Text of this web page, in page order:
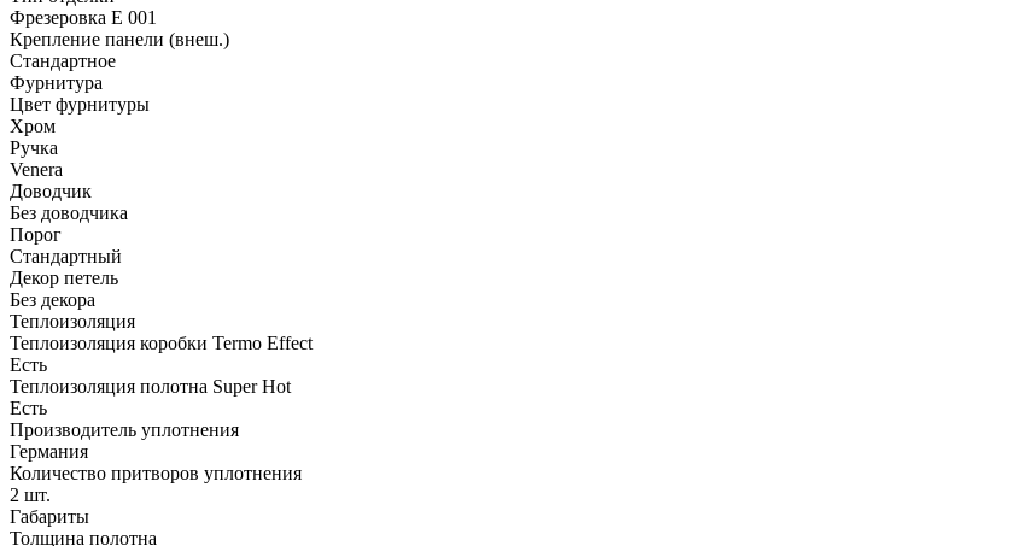
Фрезеровка E 001
Крепление панели (внеш.)
Стандартное
Фурнитура
Цвет фурнитуры
Хром
Ручка
Venera
Доводчик
Без доводчика
Порог
Стандартный
Декор петель
Без декора
Теплоизоляция
Теплоизоляция коробки Termo Effect
Есть
Теплоизоляция полотна Super Нot
Есть
Производитель уплотнения
Германия
Количество притворов уплотнения
2 шт.
Габариты
Толщина полотна